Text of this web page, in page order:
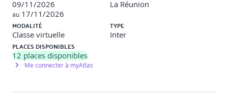
09/11/2026
au 17/11/2026
La Réunion
MODALITÉ
Classe virtuelle
TYPE
Inter
PLACES DISPONIBLES
12 places disponibles
Me connecter à myAtlas